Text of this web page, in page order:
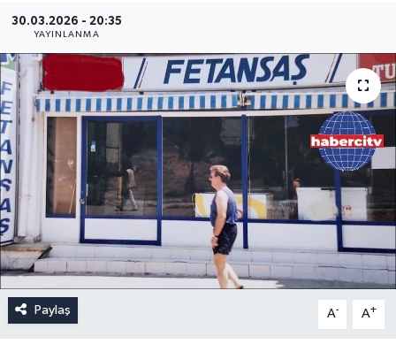
30.03.2026 - 20:35
YAYINLANMA
Paylaş A- A+
Haber Arşivi